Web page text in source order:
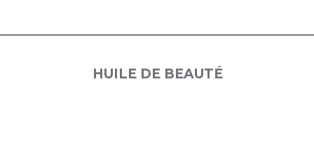
HUILE DE BEAUTÉ